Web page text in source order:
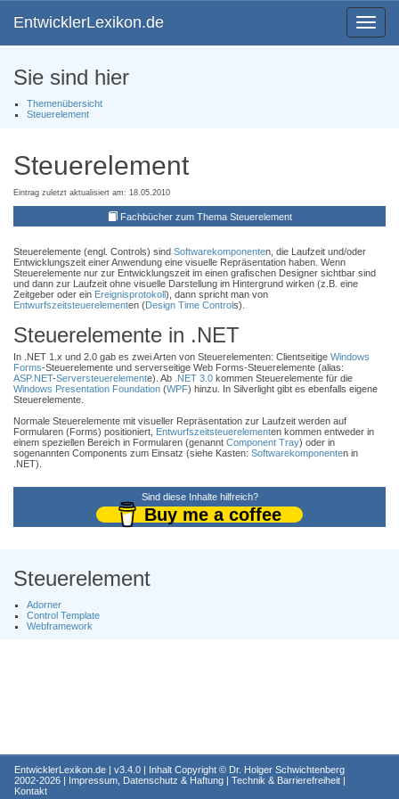
Toggle
EntwicklerLexikon.de
Sie sind hier
Themenübersicht
Steuerelement
Steuerelement
Eintrag zuletzt aktualisiert am: 18.05.2010
Fachbücher zum Thema Steuerelement
Steuerelemente (engl. Controls) sind Softwarekomponenten, die Laufzeit und/oder
Entwicklungszeit einer Anwendung eine visuelle Repräsentation haben. Wenn
Steuerelemente nur zur Entwicklungszeit im einen grafischen Designer sichtbar sind
und dann zur Laufzeit ohne visuelle Darstellung im Hintergrund wirken (z.B. eine
Zeitgeber oder ein Ereignisprotokoll), dann spricht man von
Entwurfszeitsteuerelementen (Design Time Controls).
Steuerelemente in .NET
In .NET 1.x und 2.0 gab es zwei Arten von Steuerelementen: Clientseitige Windows
Forms-Steuerelemente und serverseitige Web Forms-Steuerelemente (alias:
ASP.NET-Serversteuerelemente). Ab .NET 3.0 kommen Steuerelemente für die
Windows Presentation Foundation (WPF) hinzu. In Silverlight gibt es ebenfalls eigene
Steuerelemente.
Normale Steuerelemente mit visueller Repräsentation zur Laufzeit werden auf
Formularen (Forms) positioniert, Entwurfszeitsteuerelementen kommen entweder in
einem speziellen Bereich in Formularen (genannt Component Tray) oder in
sogenannten Components zum Einsatz (siehe Kasten: Softwarekomponenten in
.NET).
Sind diese Inhalte hilfreich?
Buy me a coffee
Steuerelement
Adorner
Control Template
Webframework
EntwicklerLexikon.de | v3.4.0 | Inhalt Copyright © Dr. Holger Schwichtenberg
2002-2026 | Impressum, Datenschutz & Haftung | Technik & Barrierefreiheit |
Kontakt